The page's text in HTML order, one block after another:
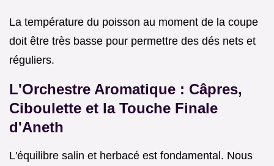
La température du poisson au moment de la coupe
doit être très basse pour permettre des dés nets et
réguliers.
L'Orchestre Aromatique : Câpres,
Ciboulette et la Touche Finale
d'Aneth
L'équilibre salin et herbacé est fondamental. Nous